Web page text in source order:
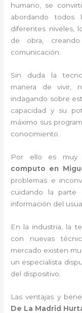
humano, se
abordando todos
diferentes niveles,
de obra,
comunicación.
Sin duda la
manera de vivir,
indagando sobre
capacidad y su
máximo sus
conocimiento.
Por ello es muy
computo en
problemas e
cuidando la parte
información del
En la industria, la
con nuevas
mercado existen
un especialista
del dispositivo.
Las ventajas y
De La Madrid